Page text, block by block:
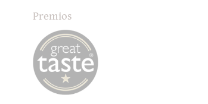
Premios